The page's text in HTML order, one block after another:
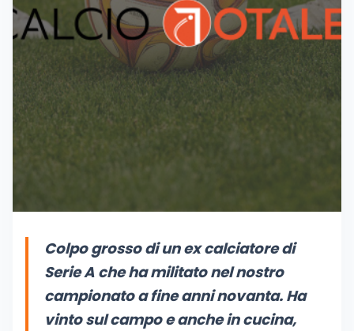
Colpo grosso di un ex calciatore di
Serie A che ha militato nel nostro
campionato a fine anni novanta. Ha
vinto sul campo e anche in cucina,